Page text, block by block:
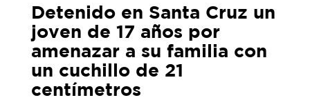
Detenido en Santa Cruz un
joven de 17 años por
amenazar a su familia con
un cuchillo de 21
centímetros